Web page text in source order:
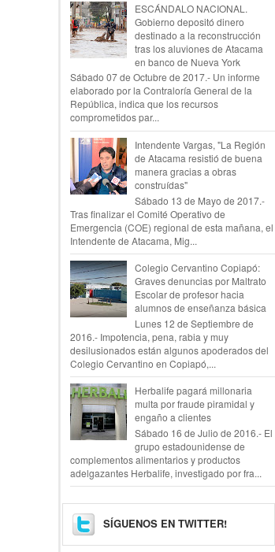
ESCÁNDALO NACIONAL.
Gobierno depositó dinero
destinado a la reconstrucción
tras los aluviones de Atacama
en banco de Nueva York
Sábado 07 de Octubre de 2017.- Un informe
elaborado por la Contraloría General de la
República, indica que los recursos
comprometidos par...
Intendente Vargas, "La Región
de Atacama resistió de buena
manera gracias a obras
construídas"
Sábado 13 de Mayo de 2017.-
Tras finalizar el Comité Operativo de
Emergencia (COE) regional de esta mañana, el
Intendente de Atacama, Mig...
Colegio Cervantino Copiapó:
Graves denuncias por Maltrato
Escolar de profesor hacia
alumnos de enseñanza básica
Lunes 12 de Septiembre de
2016.- Impotencia, pena, rabia y muy
desilusionados están algunos apoderados del
Colegio Cervantino en Copiapó,...
Herbalife pagará millonaria
multa por fraude piramidal y
engaño a clientes
Sábado 16 de Julio de 2016.- El
grupo estadounidense de
complementos alimentarios y productos
adelgazantes Herbalife, investigado por fra...
SÍGUENOS EN TWITTER!